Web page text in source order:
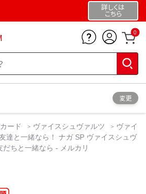
詳しくは
こちら
0
変更
ード ヴァイスシュヴァルツ
ヴァイ
達と一緒なら！ ナガ SP ヴァイスシュヴ
ちと一緒なら - メルカリ